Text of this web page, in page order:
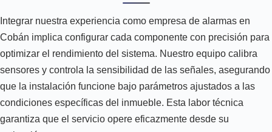
Integrar nuestra experiencia como empresa de alarmas en
Cobán implica configurar cada componente con precisión para
optimizar el rendimiento del sistema. Nuestro equipo calibra
sensores y controla la sensibilidad de las señales, asegurando
que la instalación funcione bajo parámetros ajustados a las
condiciones específicas del inmueble. Esta labor técnica
garantiza que el servicio opere eficazmente desde su